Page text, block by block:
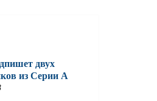
двух
из Серии A